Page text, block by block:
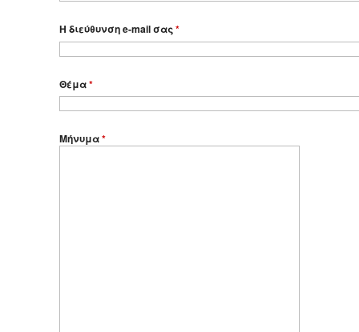
Η διεύθυνση e-mail σας*
Θέμα*
Μήνυμα*